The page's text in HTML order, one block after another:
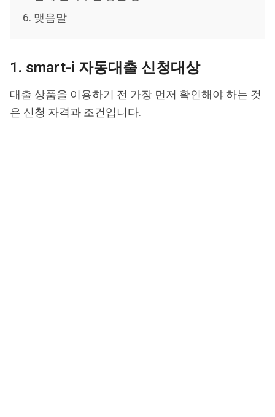
6. 맺음말
1. smart-i 자동대출 신청대상
대출 상품을 이용하기 전 가장 먼저 확인해야 하는 것
은 신청 자격과 조건입니다.